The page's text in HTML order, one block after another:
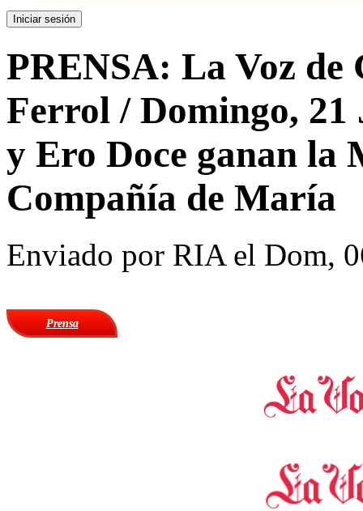
PRENSA: La Voz de
Ferrol / Domingo, 21
y Ero Doce ganan
Compañía de María
Enviado por RIAel Dom,
Prensa